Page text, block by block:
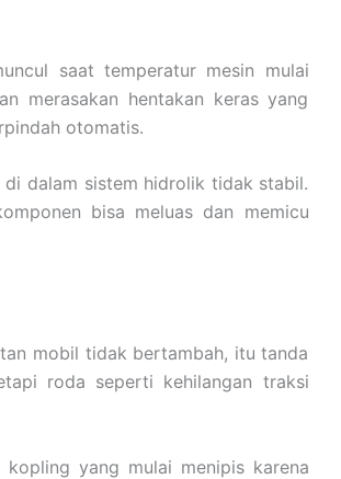
saat temperatur mesin mulai
merasakan hentakan keras yang
otomatis.
dalam sistem hidrolik tidak stabil.
bisa meluas dan memicu
mobil tidak bertambah, itu tanda
roda seperti kehilangan traksi
yang mulai menipis karena